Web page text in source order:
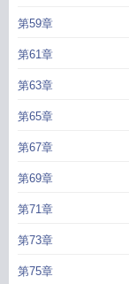
第59章
第61章
第63章
第65章
第67章
第69章
第71章
第73章
第75章